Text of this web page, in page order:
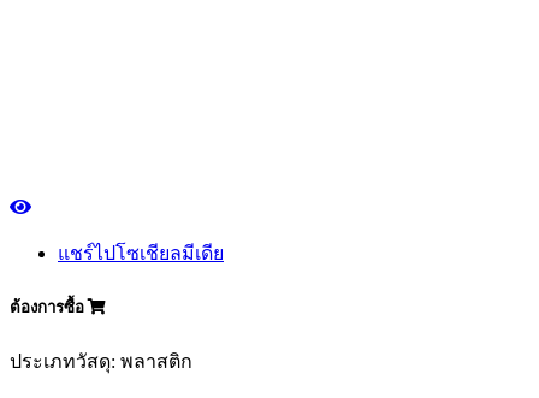
แชร์ไปโซเชียลมีเดีย
ต้องการซื้อ
ประเภทวัสดุ: พลาสติก